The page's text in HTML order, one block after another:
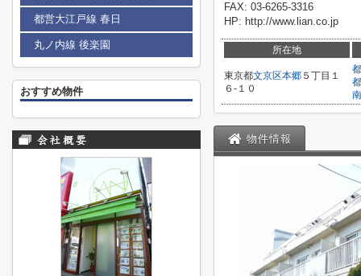
FAX: 03-6265-3316
HP: http://www.lian.co.jp
所在地
東京都文京区本郷 ５丁目１
６-１０
物件情報
都営大江戸線 春日
丸ノ内線 後楽園
おすすめ物件